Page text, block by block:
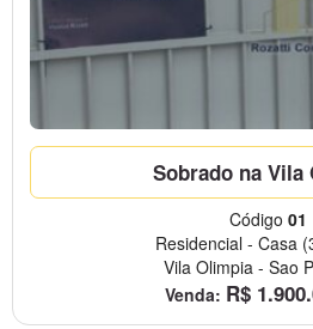
Sobrado na Vila
Código 01
Residencial - Casa
Vila Olimpia - Sao
Venda: R$